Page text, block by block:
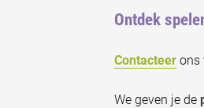
Ontdek
Contacteer ons
We geven je de